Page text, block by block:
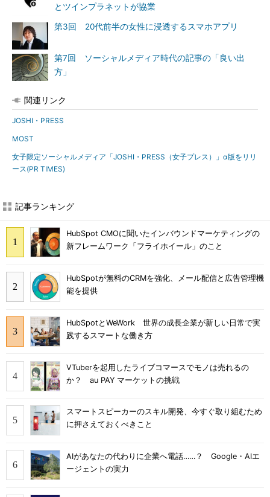
とツインプラネットが協業
第3回 20代前半の女性に浸透するスマホアプリ
第7回 ソーシャルメディア時代の記事の「良い出
方」
関連リンク
JOSHI・PRESS
MOST
女子限定ソーシャルメディア「JOSHI・PRESS（女子プレス）」α版をリリ
ース(PR TIMES)
記事ランキング
HubSpot CMOに聞いたインバウンドマーケティングの
新フレームワーク「フライホイール」のこと
HubSpotが無料のCRMを強化、メール配信と広告管理機
能を提供
HubSpotとWeWork 世界の成長企業が新しい日常で実
践するスマートな働き方
VTuberを起用したライブコマースでモノは売れるの
か？ au PAY マーケットの挑戦
スマートスピーカーのスキル開発、今すぐ取り組むため
に押さえておくべきこと
AIがあなたの代わりに企業へ電話……？ Google・AIエ
ージェントの実力